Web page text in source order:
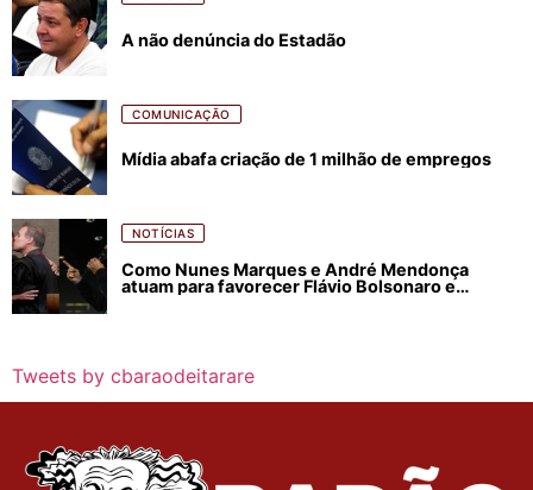
A não denúncia do Estadão
COMUNICAÇÃO
Mídia abafa criação de 1 milhão de empregos
NOTÍCIAS
Como Nunes Marques e André Mendonça
atuam para favorecer Flávio Bolsonaro e
Tweets by cbaraodeitarare